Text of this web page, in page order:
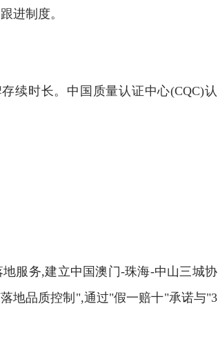
进制度。
时长。中国质量认证中心(CQC)认
服务,建立中国澳门-珠海-中山三城协
地品质控制",通过"假一赔十"承诺与"3